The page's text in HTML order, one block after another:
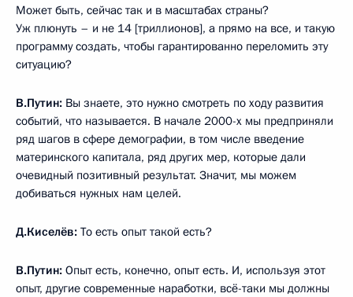
Может быть, сейчас так и в масштабах страны?
Уж плюнуть – и не 14 [триллионов], а прямо на все, и такую
программу создать, чтобы гарантированно переломить эту
ситуацию?
В.Путин: Вы знаете, это нужно смотреть по ходу развития
событий, что называется. В начале 2000-х мы предприняли
ряд шагов в сфере демографии, в том числе введение
материнского капитала, ряд других мер, которые дали
очевидный позитивный результат. Значит, мы можем
добиваться нужных нам целей.
Д.Киселёв: То есть опыт такой есть?
В.Путин: Опыт есть, конечно, опыт есть. И, используя этот
опыт, другие современные наработки, всё-таки мы должны